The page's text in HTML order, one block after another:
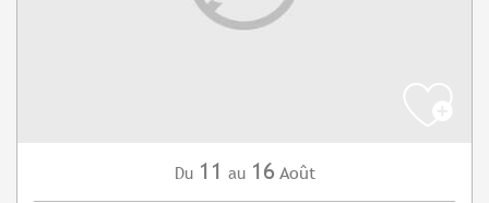
Du 11 au 16 Août